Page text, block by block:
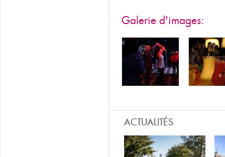
Galerie d'images:
ACTUALITÉS